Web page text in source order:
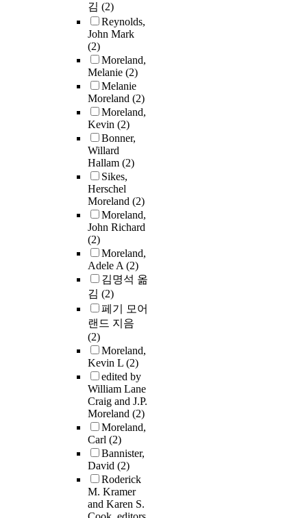
김 (2)
Reynolds,
John Mark
(2)
Moreland,
Melanie (2)
Melanie
Moreland (2)
Moreland,
Kevin (2)
Bonner,
Willard
Hallam (2)
Sikes,
Herschel
Moreland (2)
Moreland,
John Richard
(2)
Moreland,
Adele A(2)
김명석 옮
김 (2)
페기 모어
랜드 지음
(2)
Moreland,
Kevin L (2)
edited by
William Lane
Craig and J.P.
Moreland (2)
Moreland,
Carl (2)
Bannister,
David (2)
Roderick
M. Kramer
and Karen S.